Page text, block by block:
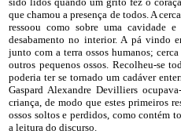
que chamou a presença de todos. A
ressoou como sobre uma cavidade
desabamento no interior. A pá vindo
junto com a terra ossos humanos;
outros pequenos ossos. Recolheu-se
poderia ter se tornado um cadáver
Gaspard Alexandre Devilliers
criança, de modo que estes primeiros
ossos soltos e perdidos, como contém
a leitura do discurso.